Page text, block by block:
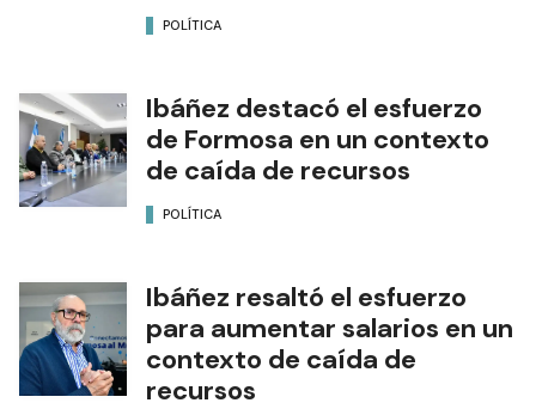
POLÍTICA
Ibáñez destacó el esfuerzo
de Formosa en un contexto
de caída de recursos
POLÍTICA
Ibáñez resaltó el esfuerzo
para aumentar salarios en un
contexto de caída de
recursos